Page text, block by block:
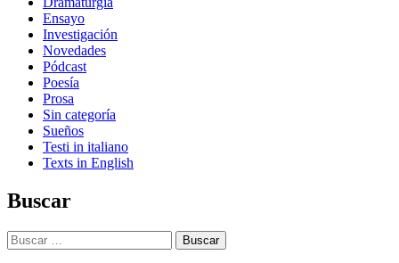
Ensayo
Investigación
Novedades
Pódcast
Poesía
Prosa
Sin categoría
Sueños
Testi in italiano
Texts in English
Buscar
Buscar: